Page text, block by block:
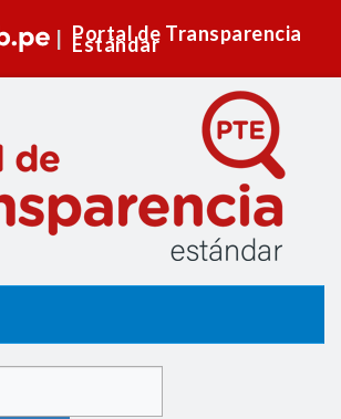
Portal de Transparencia
Estándar